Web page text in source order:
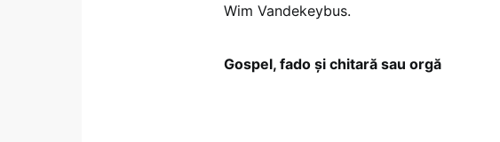
Wim Vandekeybus.
Gospel, fado şi chitară sau orgă